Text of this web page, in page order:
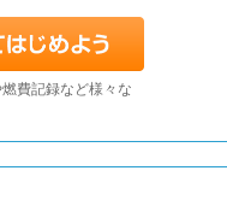
費記録など様々な